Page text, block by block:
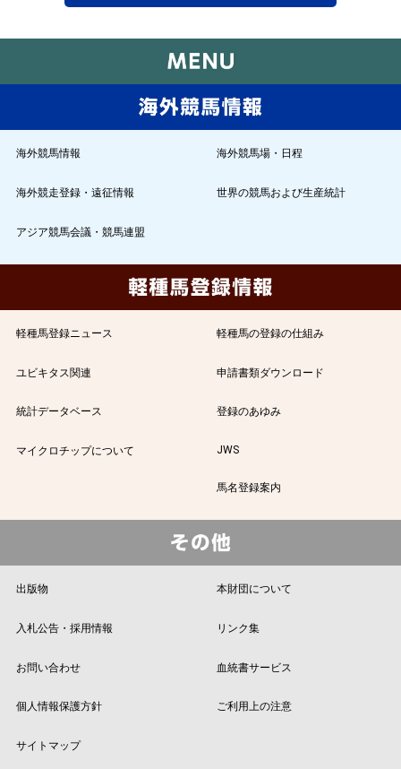
海外競馬情報 海外競馬場・日程
海外競走登録・遠征情報 世界の競馬および生産統計
アジア競馬会議・競馬連盟
軽種馬登録ニュース 軽種馬の登録の仕組み
ユビキタス関連 申請書類ダウンロード
統計データベース 登録のあゆみ
マイクロチップについて JWS
馬名登録案内
出版物 本財団について
入札公告・採用情報 リンク集
お問い合わせ 血統書サービス
個人情報保護方針 ご利用上の注意
サイトマップ